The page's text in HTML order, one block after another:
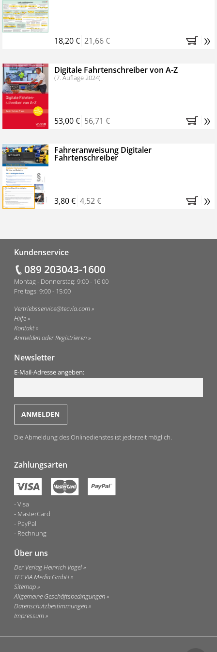
Bestellen Sie jetzt das VerkehrsRundschau Profipaket im
Kennenlern-Abo für zwei Monate (inkl. der derzeitig
Monaten brauchen Sie nichts weiter tun, das
Abonnement endet automatisch, es entstehen keine
weiteren Verpflichtungen.
18,20 € 21,66 € »
Digitale Fahrtenschreiber von A-Z
(7. Auflage 2024)
53,00 € 56,71 € »
Fahreranweisung Digitaler
Fahrtenschreiber
3,80 € 4,52 € »
Kundenservice
089 203043-1600
Montag - Donnerstag: 9:00 - 16:00
Freitags: 9:00 - 15:00
Vertriebsservice@tecvia.com
Hilfe
Kontakt
Anmelden oder Registrieren
Newsletter
E-Mail-Adresse angeben:
Die Abmeldung des Onlinedienstes ist jederzeit möglich.
Zahlungsarten
Visa
MasterCard
PayPal
Rechnung
Über uns
Der Verlag Heinrich Vogel
TECVIA Media GmbH
Sitemap
Allgemeine Geschäftsbedingungen
Datenschutzbestimmungen
Impressum